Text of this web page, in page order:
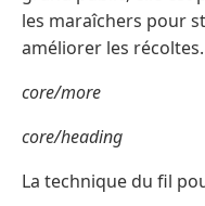
les maraîchers pour
améliorer les récoltes.
core/more
core/heading
La technique du fil